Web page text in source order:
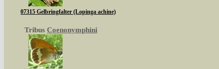
07315 Gelbringfalter (Lopinga achine)
Tribus Coenonymphini